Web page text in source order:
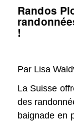
Randos
!
Par Lisa
La Suisse
des
baignade en